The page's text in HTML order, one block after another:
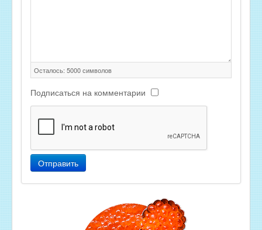
Осталось: 5000символов
Подписаться на комментарии
Отправить